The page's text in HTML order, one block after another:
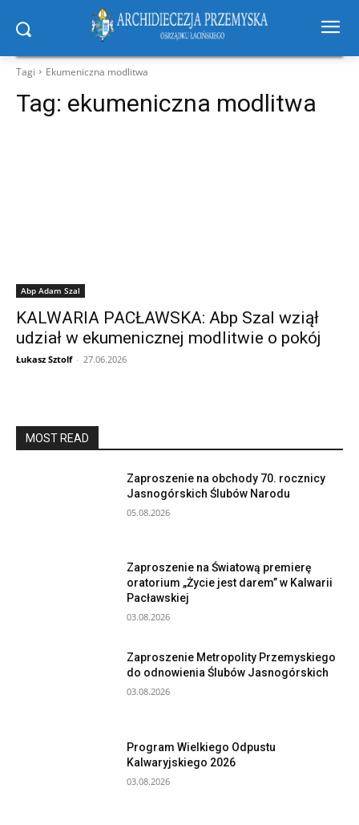
Tagi Ekumeniczna modlitwa
Tag: ekumeniczna modlitwa
Abp Adam Szal
KALWARIA PACŁAWSKA: Abp Szal wziął
udział w ekumenicznej modlitwie o pokój
Łukasz Sztolf - 27.06.2026
MOST READ
Zaproszenie na obchody 70. rocznicy
Jasnogórskich Ślubów Narodu
05.08.2026
Zaproszenie na Światową premierę
oratorium „Życie jest darem” w Kalwarii
Pacławskiej
03.08.2026
Zaproszenie Metropolity Przemyskiego
do odnowienia Ślubów Jasnogórskich
03.08.2026
Program Wielkiego Odpustu
Kalwaryjskiego 2026
03.08.2026